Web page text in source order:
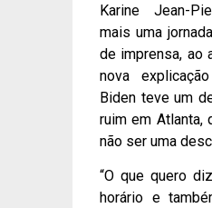
Karine Jean-
mais uma
de imprensa, ao
nova
Biden teve um
ruim em Atlanta,
não ser uma
“O que quero
horário e